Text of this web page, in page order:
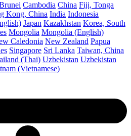
Cambodia China Fiji, Tonga
Kong, China India Indonesia
Japan Kazakhstan Korea, South
Mongolia Mongolia (English)
Caledonia New Zealand Papua
Singapore Sri Lanka Taiwan, China
(Thai) Uzbekistan Uzbekistan
(Vietnamese)